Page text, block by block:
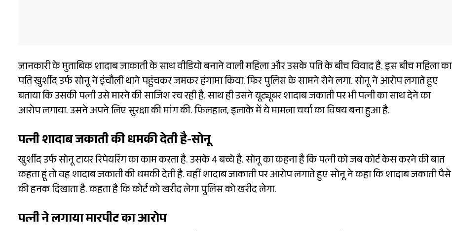
जानकारी के मुताबिक शादाब जाकाती के साथ वीडियो बनाने वाली महिला और उसके पति के बीच विवाद है. इस बीच महिला का
पति खुर्शीद उर्फ सोनू ने इंचौली थाने पहुंचकर जमकर हंगामा किया. फिर पुलिस के सामने रोने लगा. सोनू ने आरोप लगाते हुए
बताया कि उसकी पत्नी उसे मारने की साजिश रच रही है. साथ ही उसने यूट्यूबर शादाब जकाती पर भी पत्नी का साथ देने का
आरोप लगाया. उसने अपने लिए सुरक्षा की मांग की. फिलहाल, इलाके में ये मामला चर्चा का विषय बना हुआ है.
पत्नी शादाब जकाती की धमकी देती है-सोनू
खुर्शीद उर्फ सोनू टायर रिपेयरिंग का काम करता है. उसके 4 बच्चे है. सोनू का कहना है कि पत्नी को जब कोर्ट केस करने की बात
कहता हूं तो वह शादाब जकाती की धमकी देती है. वहीं शादाब जाकाती पर आरोप लगाते हुए सोनू ने कहा कि शादाब जकाती पैसे
की हनक दिखाता है. कहता है कि कोर्ट को खरीद लेगा पुलिस को खरीद लेगा.
पत्नी ने लगाया मारपीट का आरोप